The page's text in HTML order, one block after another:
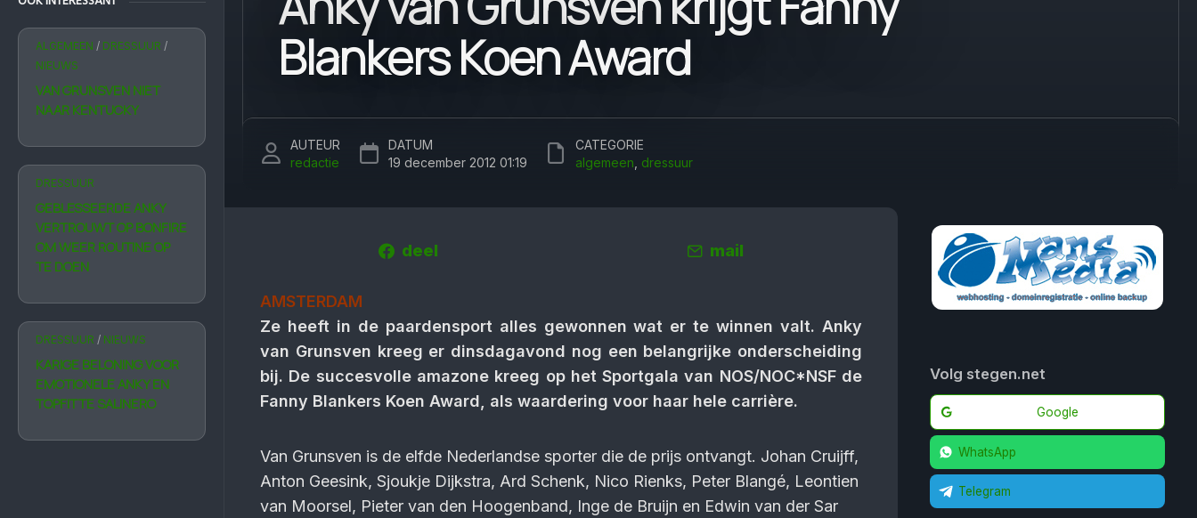
ALGEMEEN / DRESSUUR /
NIEUWS
VAN GRUNSVEN NIET
NAAR KENTUCKY
DRESSUUR
GEBLESSEERDE ANKY
VERTROUWT OP BONFIRE
OM WEER ROUTINE OP
TE DOEN
DRESSUUR / NIEUWS
KARIGE BELONING VOOR
EMOTIONELE ANKY EN
TOPFITTE SALINERO
Blankers Koen Award
AUTEUR
redactie
DATUM
19 december 2012 01:19
CATEGORIE
algemeen dressuur
deel mail
AMSTERDAM
Ze heeft in de paardensport alles gewonnen wat er te winnen valt. Anky
van Grunsven kreeg er dinsdagavond nog een belangrijke onderscheiding
bij. De succesvolle amazone kreeg op het Sportgala van NOS/NOC*NSF de
Fanny Blankers Koen Award, als waardering voor haar hele carrière.
Van Grunsven is de elfde Nederlandse sporter die de prijs ontvangt. Johan Cruijff,
Anton Geesink, Sjoukje Dijkstra, Ard Schenk, Nico Rienks, Peter Blangé, Leontien
van Moorsel, Pieter van den Hoogenband, Inge de Bruijn en Edwin van der Sar
Volg stegen.net
Google
WhatsApp
Telegram